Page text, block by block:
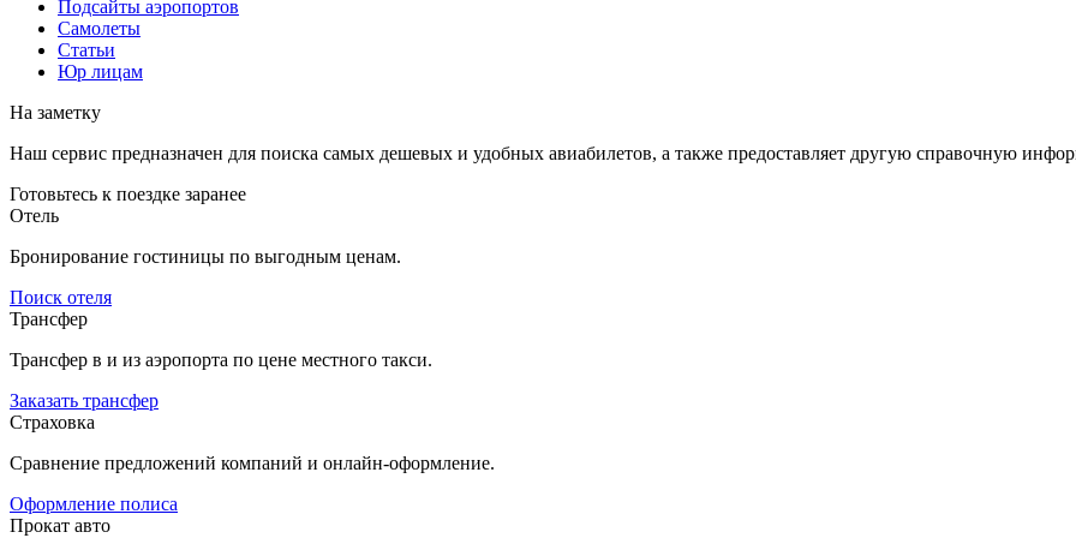
Подсайты аэропортов
Самолеты
Статьи
Юр лицам
На заметку
Наш сервис предназначен для поиска самых дешевых и удобных авиабилетов, а также предоставляет другую справочную
Готовьтесь к поездке заранее
Отель
Бронирование гостиницы по выгодным ценам.
Поиск отеля
Трансфер
Трансфер в и из аэропорта по цене местного такси.
Заказать трансфер
Страховка
Сравнение предложений компаний и онлайн-оформление.
Оформление полиса
Прокат авто